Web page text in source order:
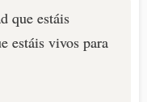
que estáis
estáis vivos para